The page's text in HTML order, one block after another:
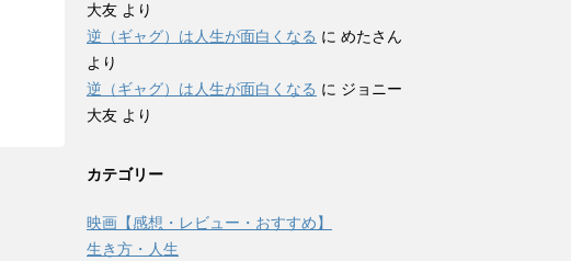
大友 より
逆（ギャグ）は人生が面白くなる に めたさん
より
逆（ギャグ）は人生が面白くなる に ジョニー
大友 より
カテゴリー
映画【感想・レビュー・おすすめ】
生き方・人生